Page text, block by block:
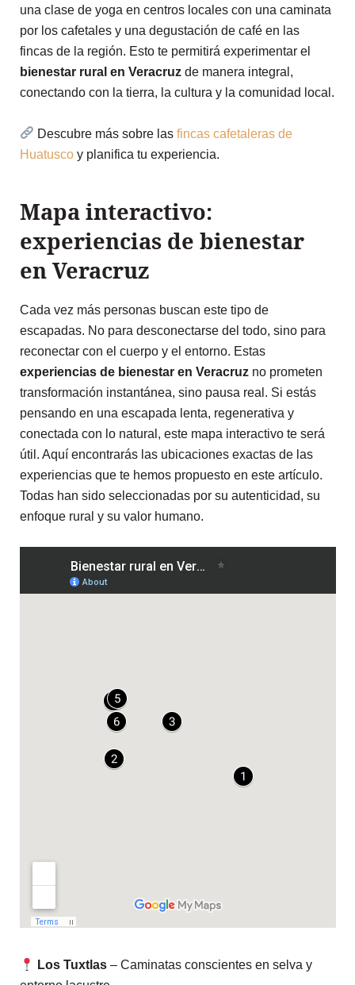
una clase de yoga en centros locales con una caminata
por los cafetales y una degustación de café en las
fincas de la región. Esto te permitirá experimentar el
bienestar rural en Veracruzde manera integral,
conectando con la tierra, la cultura y la comunidad local.
Descubre más sobre las fincas cafetaleras de
Huatuscoy planifica tu experiencia.
Mapa interactivo:
experiencias de bienestar
en Veracruz
Cada vez más personas buscan este tipo de
escapadas. No para desconectarse del todo, sino para
reconectar con el cuerpo y el entorno. Estas
experiencias de bienestar en Veracruzno prometen
transformación instantánea, sino pausa real. Si estás
pensando en una escapada lenta, regenerativa y
conectada con lo natural, este mapa interactivo te será
útil. Aquí encontrarás las ubicaciones exactas de las
experiencias que te hemos propuesto en este artículo.
Todas han sido seleccionadas por su autenticidad, su
enfoque rural y su valor humano.
Los Tuxtlas– Caminatas conscientes en selva y